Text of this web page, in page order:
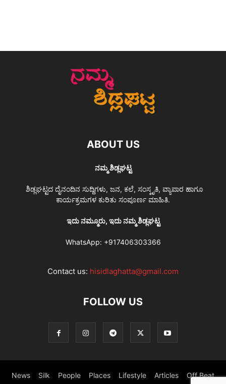
ABOUT US
ನಮ್ಮ ಶಿಡ್ಲಘಟ್ಟ
ಶಿಡ್ಲಘಟ್ಟದ ದೈನಂದಿನ ಸುದ್ದಿಗಳು, ಜನ, ಕಲೆ, ಸಂಸ್ಕೃತಿ, ವ್ಯಾಪಾರ ಹಾಗೂ
ಕಾರ್ಯಕ್ರಮಗಳ ಕುರಿತು ಸಂಪೂರ್ಣ ಮಾಹಿತಿ.
ಇದು ನಮ್ಮೂರು, ಇದು ನಮ್ಮ ಶಿಡ್ಲಘಟ್ಟ
WhatsApp: +917406303366
Contact us: hisidlaghatta@gmail.com
FOLLOW US
News Silk People Places Lifestyle Articles Off Beat